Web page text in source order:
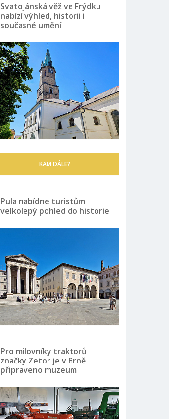
Svatojánská věž ve Frýdku
nabízí výhled, historii i
současné umění
KAM DÁLE?
Pula nabídne turistům
velkolepý pohled do historie
Pro milovníky traktorů
značky Zetor je v Brně
připraveno muzeum